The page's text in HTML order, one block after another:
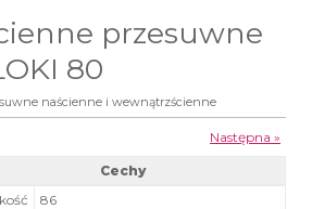
przesuwne
80
naścienne i wewnątrzścienne
Następna »
naścienne przesuwne standard LOKI 80 -
Cechy
86